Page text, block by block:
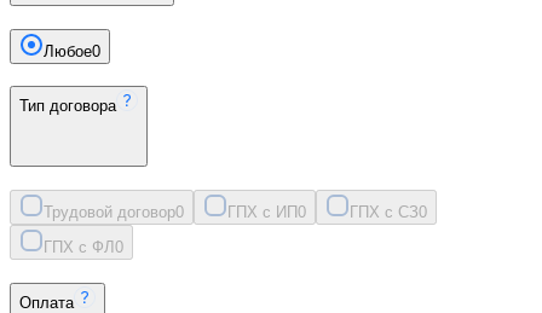
Любое0
Тип договора
Трудовой договор0 ГПХ с ИП0 ГПХ с СЗ0
ГПХ с ФЛ 0
Оплата